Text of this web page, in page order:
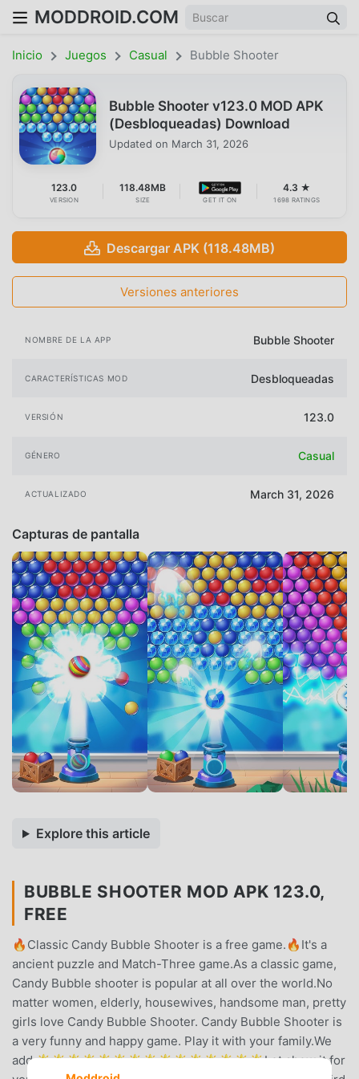
MODDROID.COM
Inicio Juegos Casual Bubble Shooter
Bubble Shooter v123.0 MOD APK
(Desbloqueadas) Download
Updated on March 31, 2026
123.0
VERSION
118.48MB
SIZE GET IT ON
4.3 ★
1698 RATINGS
Descargar APK (118.48MB)
Versiones anteriores
NOMBRE DE LA APP Bubble Shooter
CARACTERÍSTICAS MOD Desbloqueadas
VERSIÓN 123.0
GÉNERO Casual
ACTUALIZADO March 31, 2026
Capturas de pantalla
Explore this article
BUBBLE SHOOTER MOD APK 123.0,
FREE
🔥Classic Candy Bubble Shooter is a free game.🔥It's a
ancient puzzle and Match-Three game.As a classic game,
Candy Bubble shooter is popular at all over the world.No
matter women, elderly, housewives, handsome man, pretty
girls love Candy Bubble Shooter. Candy Bubble Shooter is
a very funny and happy game. Play it with your family.We
add 🌟🌟🌟🌟🌟🌟🌟🌟🌟🌟🌟🌟🌟🌟🌟Let show it for